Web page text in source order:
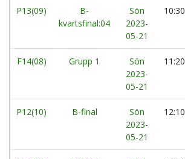
P13(09)
B-
kvartsfinal:04
Sön
2023-
05-21
10:30
F14(08) Grupp 1
Sön
2023-
05-21
11:20
P12(10) B-final
Sön
2023-
05-21
12:10